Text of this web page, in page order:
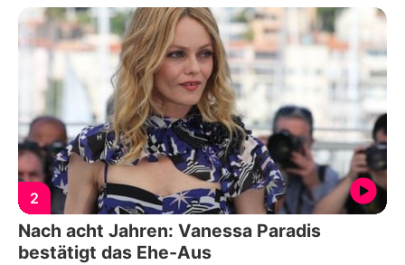
2
Nach acht Jahren: Vanessa Paradis
bestätigt das Ehe-Aus